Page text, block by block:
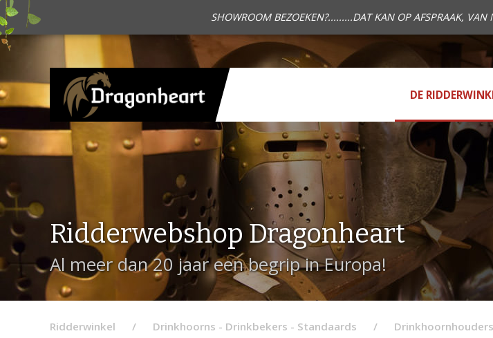
SHOWROOM BEZOEKEN?.........DAT KAN OP AFSPRAAK,
DE
Ridderwebshop Dragonheart
Al meer dan 20 jaar een begrip in Europa!
Ridderwinkel Drinkhoorns - Drinkbekers - Standaards